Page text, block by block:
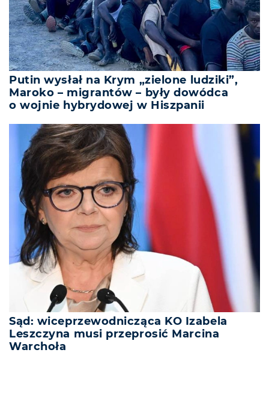
Putin wysłał na Krym „zielone ludziki”,
Maroko – migrantów – były dowódca
o wojnie hybrydowej w Hiszpanii
Sąd: wiceprzewodnicząca KO Izabela
Leszczyna musi przeprosić Marcina
Warchoła